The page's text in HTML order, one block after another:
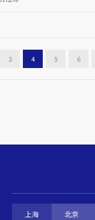
3 4 5 6
上海 北京